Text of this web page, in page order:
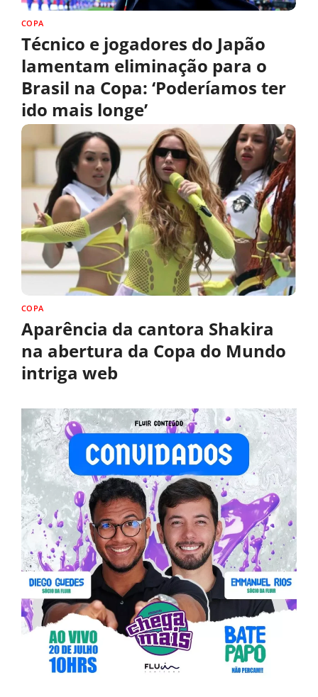
COPA
Técnico e jogadores do Japão
lamentam eliminação para o
Brasil na Copa: ‘Poderíamos ter
ido mais longe’
COPA
Aparência da cantora Shakira
na abertura da Copa do Mundo
intriga web